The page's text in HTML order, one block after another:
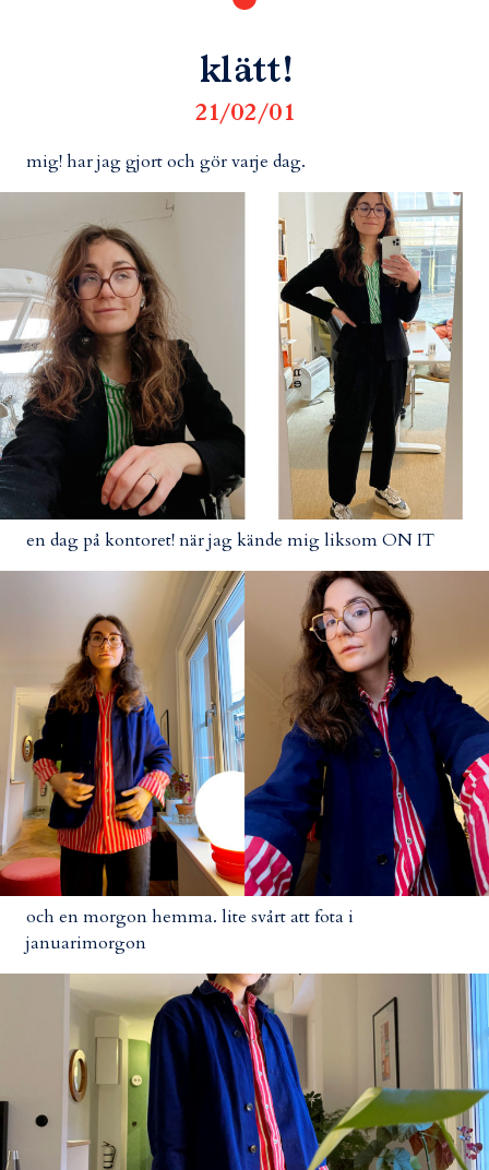
klätt!
21/02/01
mig! har jag gjort och gör varje dag.
en dag på kontoret! när jag kände mig liksom ON IT
och en morgon hemma. lite svårt att fota i
januarimorgon